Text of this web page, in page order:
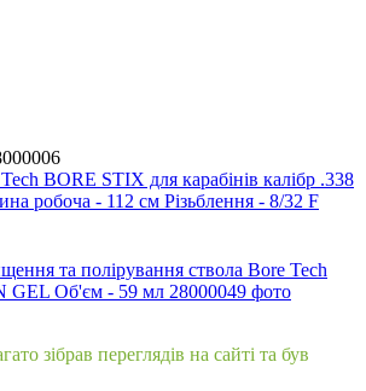
BORE STIX для карабінів калібр .338
робоча - 112 см Різьблення - 8/32 F
зібрав переглядів на сайті та був